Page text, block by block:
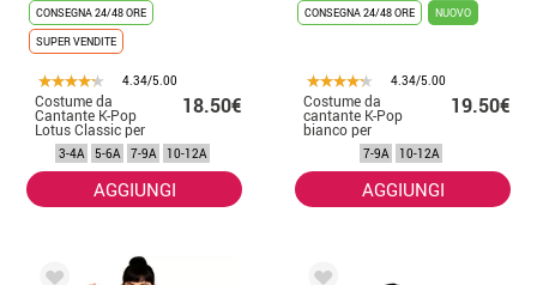
CONSEGNA 24/48 ORE
SUPER VENDITE
4.34/5.00
Costume da
Cantante K-Pop
Lotus Classic per
bambina
18.50€
3-4A 5-6A 7-9A 10-12A
AGGIUNGI
CONSEGNA 24/48 ORE NUOVO
4.34/5.00
Costume da
cantante K-Pop
bianco per
bambina
19.50€
7-9A 10-12A
AGGIUNGI